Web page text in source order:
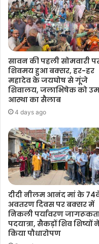
सावन की पहली सोमवारी
शिवमय हुआ बक्सर, हर-हर
महादेव के जयघोष से गूंजे
शिवालय, जलाभिषेक को
आस्था का सैलाब
4 days ago
दीदी नीलम आनंद मां के
अवतरण दिवस पर बक्सर में
निकली पर्यावरण
पदयात्रा, सैकड़ों शिव शिष्यों
किया पौधारोपण